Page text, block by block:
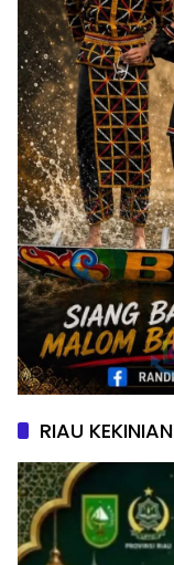
RIAU KEKINIAN